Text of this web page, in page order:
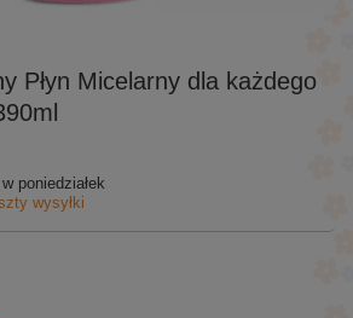
Płyn Micelarny dla każdego
w poniedziałek
wysyłki